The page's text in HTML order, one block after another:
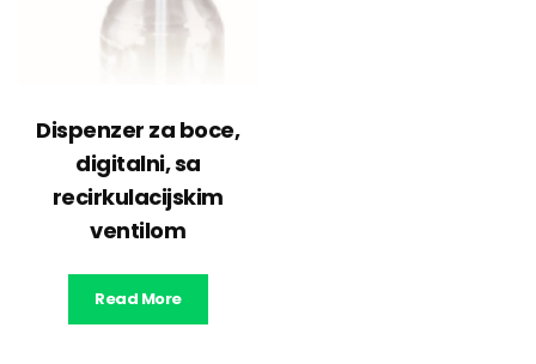
Dispenzer za boce,
digitalni, sa
recirkulacijskim
ventilom
Read More